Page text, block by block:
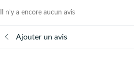
Il n’y a encore aucun avis
Ajouter un avis